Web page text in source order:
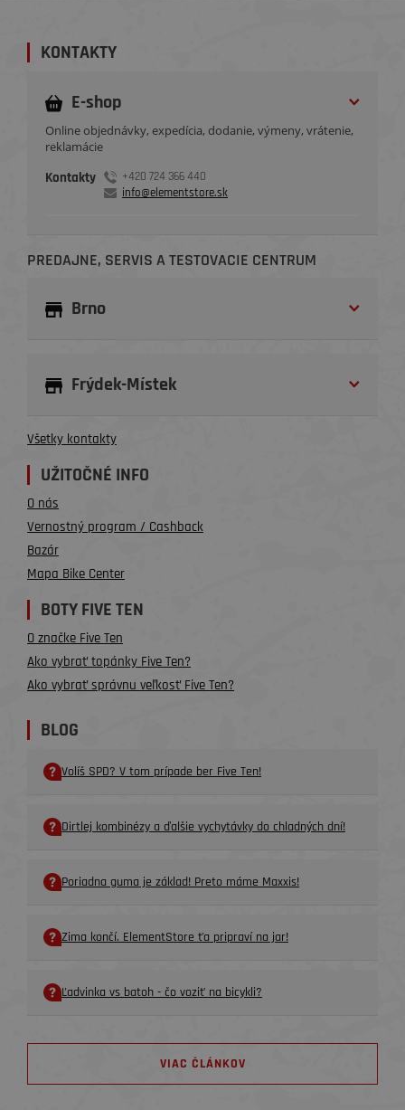
KONTAKTY
E-shop
Online objednávky, expedícia, dodanie, výmeny, vrátenie,
reklamácie
Kontakty
+420 724 366 440
info@elementstore.sk
PREDAJNE, SERVIS A TESTOVACIE CENTRUM
Brno
Frýdek-Místek
Všetky kontakty
UŽITOČNÉ INFO
O nás
Vernostný program / Cashback
Bazár
Mapa Bike Center
BOTY FIVE TEN
O značke Five Ten
Ako vybrať topánky Five Ten?
Ako vybrať správnu veľkosť Five Ten?
BLOG
Volíš SPD? V tom prípade ber Five Ten!
Dirtlej kombinézy a ďalšie vychytávky do chladných dní!
Poriadna guma je základ! Preto máme Maxxis!
Zima končí. ElementStore ťa pripraví na jar!
Ľadvinka vs batoh - čo voziť na bicykli?
VIAC ČLÁNKOV